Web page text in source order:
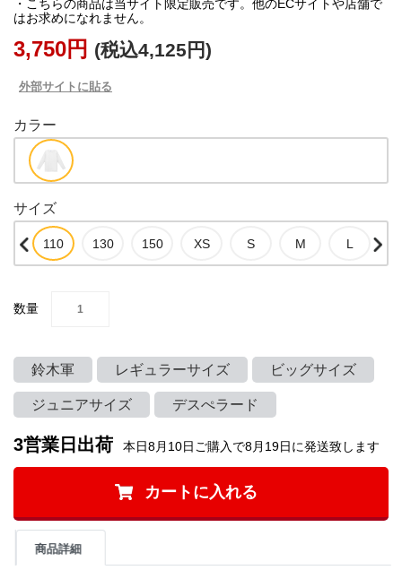
・こちらの商品は当サイト限定販売です。他のECサイトや店舗で
はお求めになれません。
3,750円 (税込4,125円)
外部サイトに貼る
カラー
サイズ
数量
鈴木軍 レギュラーサイズ ビッグサイズ
ジュニアサイズ デスぺラード
3営業日出荷 本日8月10日ご購入で8月19日に発送致します
カートに入れる
商品詳細